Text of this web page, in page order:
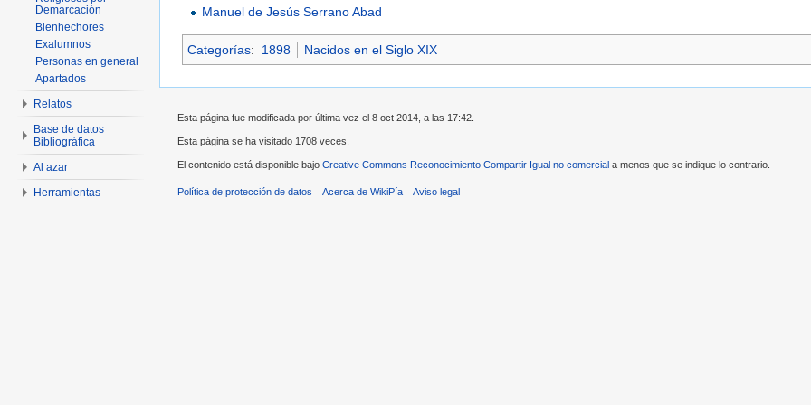
Manuel de Jesús Serrano Abad
Categorías: 1898 Nacidos en el Siglo XIX
Demarcación
Bienhechores
Exalumnos
Personas en general
Apartados
Relatos
Base de datos
Bibliográfica
Al azar
Herramientas
Esta página fue modificada por última vez el 8 oct 2014, a las 17:42.
Esta página se ha visitado 1708 veces.
El contenido está disponible bajo Creative Commons Reconocimiento Compartir Igual no comercial a menos que se indique lo contrario.
Política de protección de datos Acerca de WikiPía Aviso legal